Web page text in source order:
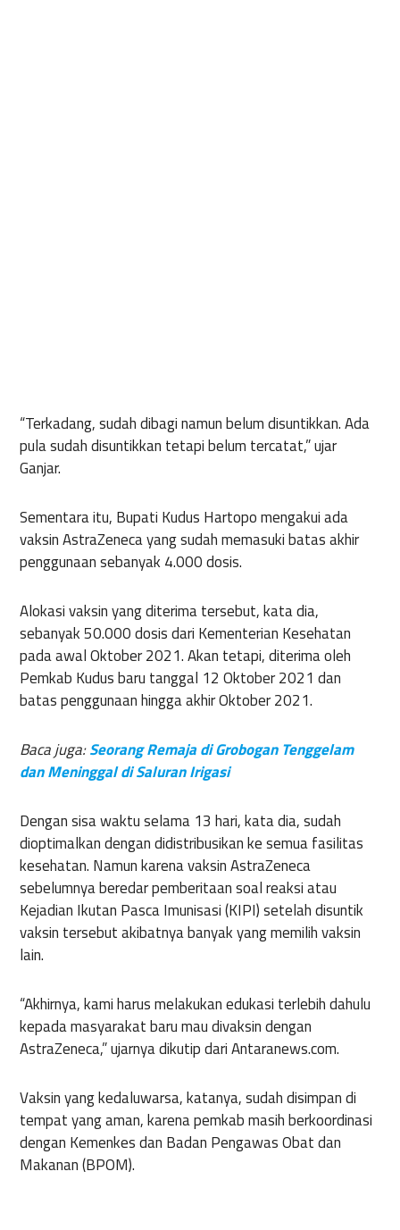
“Terkadang, sudah dibagi namun belum disuntikkan. Ada
pula sudah disuntikkan tetapi belum tercatat,” ujar
Ganjar.
Sementara itu, Bupati Kudus Hartopo mengakui ada
vaksin AstraZeneca yang sudah memasuki batas akhir
penggunaan sebanyak 4.000 dosis.
Alokasi vaksin yang diterima tersebut, kata dia,
sebanyak 50.000 dosis dari Kementerian Kesehatan
pada awal Oktober 2021. Akan tetapi, diterima oleh
Pemkab Kudus baru tanggal 12 Oktober 2021 dan
batas penggunaan hingga akhir Oktober 2021.
Baca juga:Seorang Remaja di Grobogan Tenggelam
dan Meninggal di Saluran Irigasi
Dengan sisa waktu selama 13 hari, kata dia, sudah
dioptimalkan dengan didistribusikan ke semua fasilitas
kesehatan. Namun karena vaksin AstraZeneca
sebelumnya beredar pemberitaan soal reaksi atau
Kejadian Ikutan Pasca Imunisasi (KIPI) setelah disuntik
vaksin tersebut akibatnya banyak yang memilih vaksin
lain.
“Akhirnya, kami harus melakukan edukasi terlebih dahulu
kepada masyarakat baru mau divaksin dengan
AstraZeneca,” ujarnya dikutip dari Antaranews.com.
Vaksin yang kedaluwarsa, katanya, sudah disimpan di
tempat yang aman, karena pemkab masih berkoordinasi
dengan Kemenkes dan Badan Pengawas Obat dan
Makanan (BPOM).